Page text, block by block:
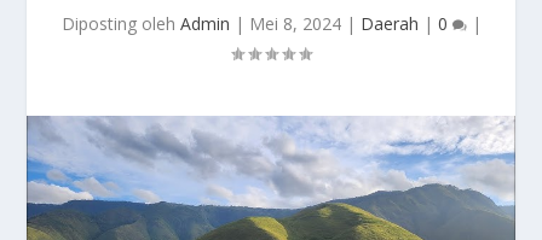
Diposting oleh Admin | Mei 8, 2024| Daerah | 0 |